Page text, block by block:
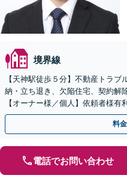
境界線
【天神駅徒歩５分】不動産トラ
納・立ち退き、欠陥住宅、契約解
【オーナー様／個人】依頼者様
交渉いたします。まずは電話相談
料
電話でお問い合わせ